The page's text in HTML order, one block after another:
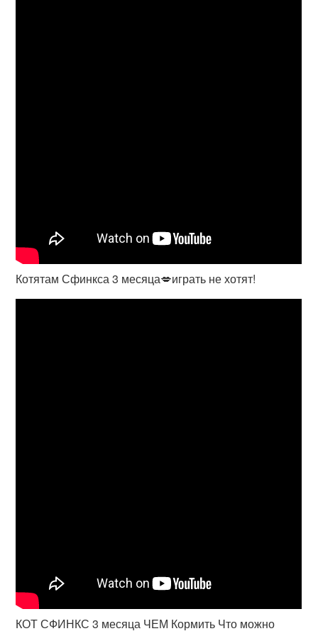
Котятам Сфинкса 3 месяца💋играть не хотят!
КОТ СФИНКС 3 месяца ЧЕМ Кормить Что можно